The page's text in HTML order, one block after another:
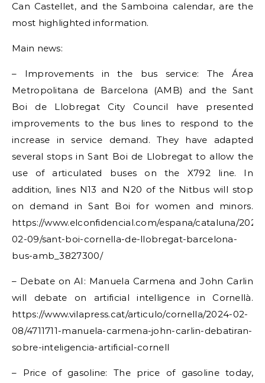
Can Castellet, and the Samboina calendar, are the
most highlighted information.
Main news:
– Improvements in the bus service: The Área
Metropolitana de Barcelona (AMB) and the Sant
Boi de Llobregat City Council have presented
improvements to the bus lines to respond to the
increase in service demand. They have adapted
several stops in Sant Boi de Llobregat to allow the
use of articulated buses on the X792 line. In
addition, lines N13 and N20 of the Nitbus will stop
on demand in Sant Boi for women and minors.
https://www.elconfidencial.com/espana/cataluna/
02-09/sant-boi-cornella-de-llobregat-barcelona-
bus-amb_3827300/
– Debate on AI: Manuela Carmena and John Carlin
will debate on artificial intelligence in Cornellà.
https://www.vilapress.cat/articulo/cornella/2024-02-
08/4711711-manuela-carmena-john-carlin-debatiran-
sobre-inteligencia-artificial-cornell
– Price of gasoline: The price of gasoline today,